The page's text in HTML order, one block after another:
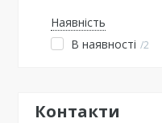
Наявність
В наявності 2
Контакти